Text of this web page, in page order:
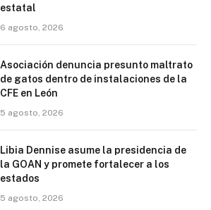
estatal
6 agosto, 2026
Asociación denuncia presunto maltrato
de gatos dentro de instalaciones de la
CFE en León
5 agosto, 2026
Libia Dennise asume la presidencia de
la GOAN y promete fortalecer a los
estados
5 agosto, 2026